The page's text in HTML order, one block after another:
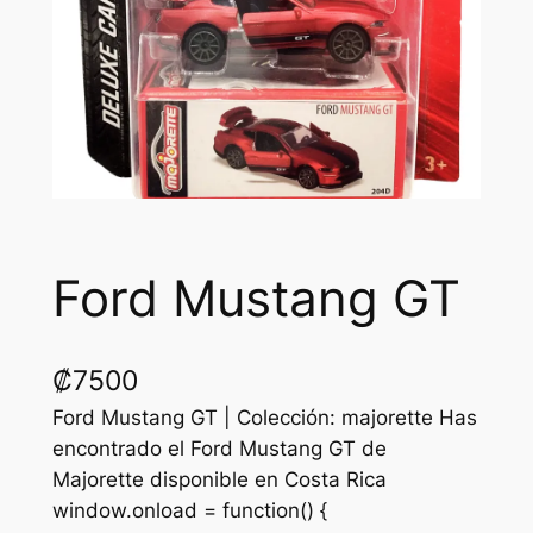
Ford Mustang GT
₡7500
Ford Mustang GT | Colección: majorette Has
encontrado el Ford Mustang GT de
Majorette disponible en Costa Rica
window.onload = function() {